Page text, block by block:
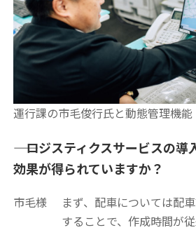
運行課の市毛俊行氏と動態管理機能
―― ロジスティクスサービスの導
効果が得られていますか？
市毛様
まず、配車については配
することで、作成時間が